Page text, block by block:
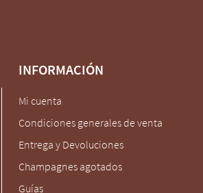
INFORMACIÓN
Mi cuenta
Condiciones generales de venta
Entrega y Devoluciones
Champagnes agotados
Guías